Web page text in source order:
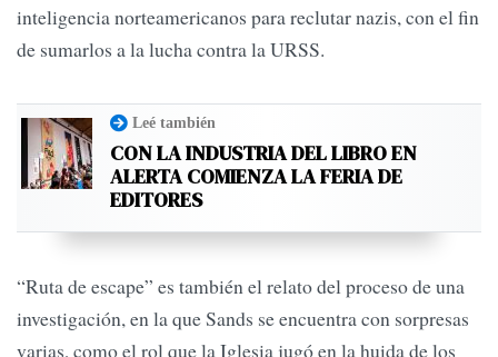
inteligencia norteamericanos para reclutar nazis, con el fin
de sumarlos a la lucha contra la URSS.
Leé también
CON LA INDUSTRIA DEL LIBRO EN
ALERTA COMIENZA LA FERIA DE
EDITORES
“Ruta de escape” es también el relato del proceso de una
investigación, en la que Sands se encuentra con sorpresas
varias, como el rol que la Iglesia jugó en la huida de los